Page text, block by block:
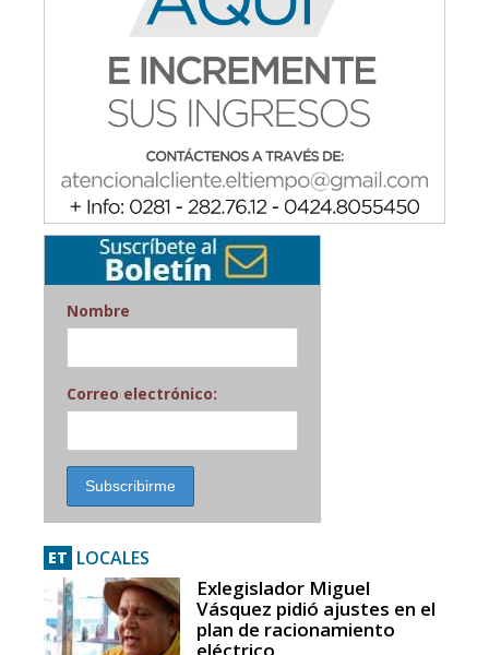
Nombre
Correo electrónico:
ET LOCALES
Exlegislador Miguel
Vásquez pidió ajustes en el
plan de racionamiento